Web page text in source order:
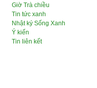
Giờ Trà chiều
Tin tức xanh
Nhật ký Sống Xanh
Ý kiến
Tin liên kết